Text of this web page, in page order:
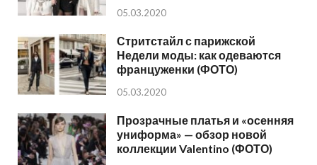
05.03.2020
Стритстайл с парижской
Недели моды: как одеваются
француженки (ФОТО)
05.03.2020
Прозрачные платья и «осенняя
униформа» — обзор новой
коллекции Valentino (ФОТО)